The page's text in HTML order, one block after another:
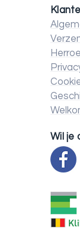
Wil je